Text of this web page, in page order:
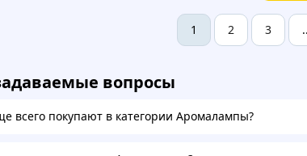
1 2 3
вопросы
всего покупают в категории Аромалампы?